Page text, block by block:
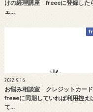
けの経理講座 freeeに登録した
ェ…
2022.9.16
お悩み相談室 クレジットカー
freeeに同期していれば利用控え
て…